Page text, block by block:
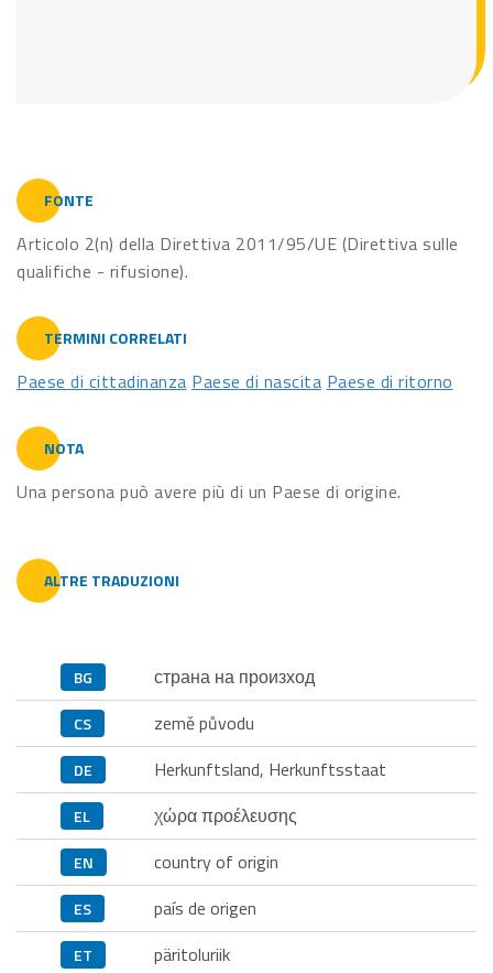
FONTE
Articolo 2(n) della Direttiva 2011/95/UE (Direttiva sulle
qualifiche - rifusione).
TERMINI CORRELATI
Paese di cittadinanza Paese di nascita Paese di ritorno
NOTA
Una persona può avere più di un Paese di origine.
ALTRE TRADUZIONI
BG страна на произход
CS země původu
DE Herkunftsland, Herkunftsstaat
EL χώρα προέλευσης
EN country of origin
ES país de origen
ET päritoluriik